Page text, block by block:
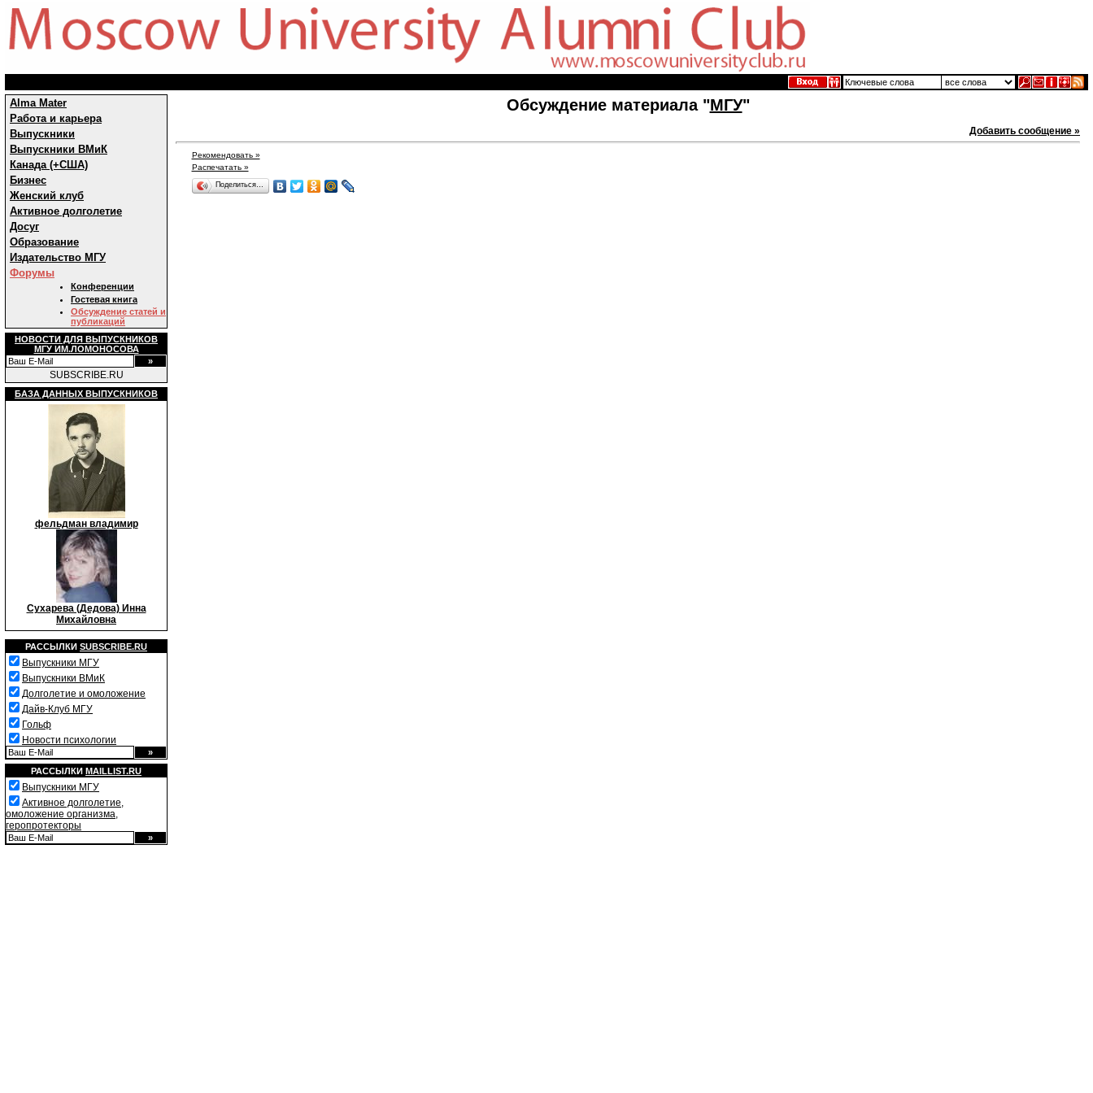
Alma Mater
Работа и карьера
Выпускники
Выпускники ВМиК
Канада (+США)
Бизнес
Женский клуб
Активное долголетие
Досуг
Образование
Издательство МГУ
Форумы
Конференции
Гостевая книга
Обсуждение статей и
публикаций
НОВОСТИ ДЛЯ ВЫПУСКНИКОВ
МГУ ИМ.ЛОМОНОСОВА
SUBSCRIBE.RU
БАЗА ДАННЫХ ВЫПУСКНИКОВ
фельдман владимир
Сухарева (Дедова) Инна
Михайловна
РАССЫЛКИ SUBSCRIBE.RU
Выпускники МГУ
Выпускники ВМиК
Долголетие и омоложение
Дайв-Клуб МГУ
Гольф
Новости психологии
РАССЫЛКИ MAILLIST.RU
Выпускники МГУ
Активное долголетие,
омоложение организма,
геропротекторы
Обсуждение материала "МГУ"
Добавить сообщение »
Рекомендовать »
Распечатать »
Поделиться…